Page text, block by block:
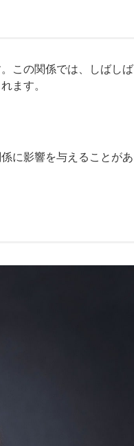
この関係では、しばしば
ます。
に影響を与えることがあ